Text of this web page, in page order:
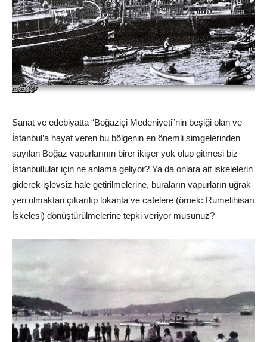
Sanat ve edebiyatta “Boğaziçi Medeniyeti”nin beşiği olan ve
İstanbul’a hayat veren bu bölgenin en önemli simgelerinden
sayılan Boğaz vapurlarının birer ikişer yok olup gitmesi biz
İstanbullular için ne anlama geliyor? Ya da onlara ait iskelelerin
giderek işlevsiz hale getirilmelerine, buraların vapurların uğrak
yeri olmaktan çıkarılıp lokanta ve cafelere (örnek: Rumelihisarı
İskelesi) dönüştürülmelerine tepki veriyor musunuz?